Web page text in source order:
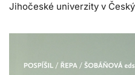
Jihočeské univerzity v